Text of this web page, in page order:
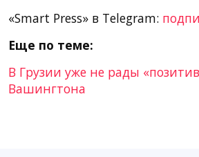
«Smart Press» в Telegram:
Еще по теме:
В Грузии уже не рады
Вашингтона